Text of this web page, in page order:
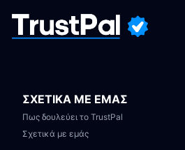
ΣΧΕΤΙΚΑ ΜΕ ΕΜΑΣ
Πως δουλεύει το TrustPal
Σχετικά με εμάς